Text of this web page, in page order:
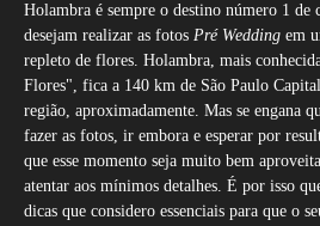
Holambra é sempre o destino número 1 de
desejam realizar as fotos Pré Wedding em
repleto de flores. Holambra, mais
Flores", fica a 140 km de São Paulo
região, aproximadamente. Mas se engana
fazer as fotos, ir embora e esperar por
que esse momento seja muito bem
atentar aos mínimos detalhes. É por isso
dicas que considero essenciais para que o